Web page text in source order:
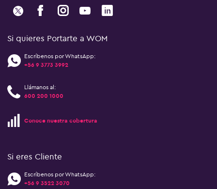
Si quieres Portarte a WOM
Escríbenos por WhatsApp:
+56 9 3773 3992
Llámanos al:
600 200 1000
Conoce nuestra cobertura
Si eres Cliente
Escríbenos por WhatsApp:
+56 9 3522 3070